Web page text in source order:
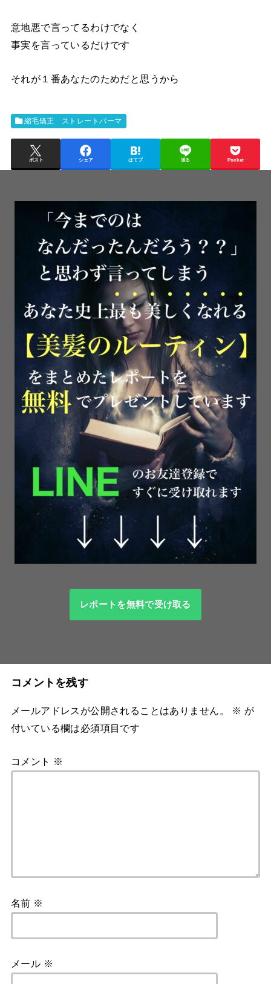
意地悪で言ってるわけでなく
事実を言っているだけです
それが１番あなたのためだと思うから
縮毛矯正 ストレートパーマ
ポスト シェア はてブ 送る Pocket
レポートを無料で受け取る
コメントを残す
メールアドレスが公開されることはありません。 ※ が
付いている欄は必須項目です
コメント ※
名前 ※
メール ※